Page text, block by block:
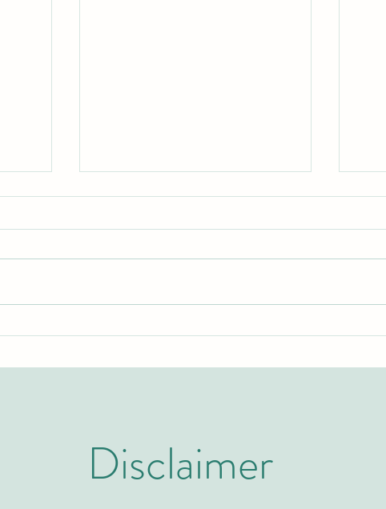
اكتشف برامج الماجستير التنفيذي
السويسرية الدولية
كيو
Disclaimer